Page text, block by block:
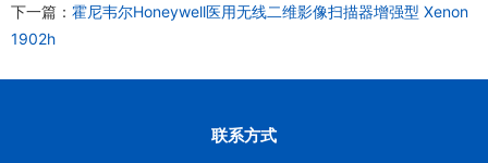
下一篇： 霍尼韦尔Honeywell医用无线二维影像扫描器增强型 Xenon
1902h
联系方式